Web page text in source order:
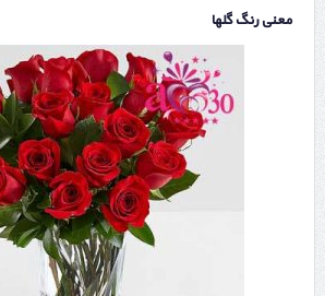
معنی رنگ گلها